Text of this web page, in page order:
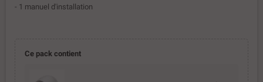
- 1 manuel d'installation
Ce pack contient